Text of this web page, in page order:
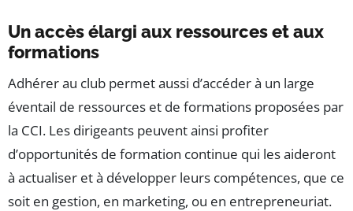
Un accès élargi aux ressources et aux
formations
Adhérer au club permet aussi d’accéder à un large
éventail de ressources et de formations proposées par
la CCI. Les dirigeants peuvent ainsi profiter
d’opportunités de formation continue qui les aideront
à actualiser et à développer leurs compétences, que ce
soit en gestion, en marketing, ou en entrepreneuriat.